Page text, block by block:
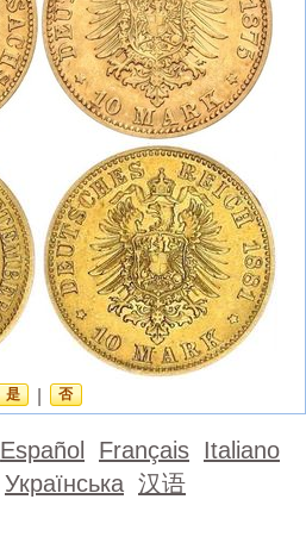
是 否
Español Français Italiano
Українська 汉语